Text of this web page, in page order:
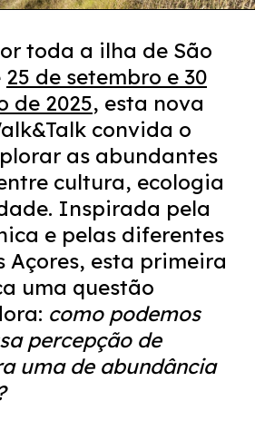
toda a ilha de São
25 de setembro e 30
de 2025, esta nova
convida o
as abundantes
cultura, ecologia
Inspirada pela
e pelas diferentes
Açores, esta primeira
uma questão
como podemos
percepção de
uma de abundância